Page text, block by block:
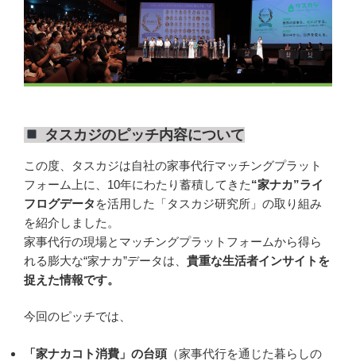
タスカジのピッチ内容について
この度、
タスカジは自社の家事代行マッチングプラット
フォーム上に、10年にわたり蓄積してきた“家ナカ”ライ
フログデータ を活用した「タスカジ研究所」の取り組み
を紹介しました。
家事代行の現場とマッチングプラットフォームから得ら
れる膨大な“家ナカ”データは、 貴重な生活者インサイトを
捉えた情報です。
今回のピッチでは、
「家ナカコト消費」の台頭 （家事代行を通じた暮らしの